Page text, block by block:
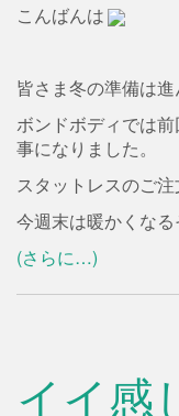
こんばんは
皆さま冬の準備は進
ボンドボディでは
事になりました。
スタットレスのご
今週末は暖かくなる
(さらに…)
イイ感